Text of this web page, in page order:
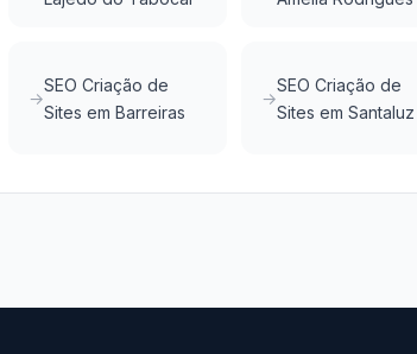
SEO Criação de
Sites em Barreiras
SEO Criação de
Sites em Santaluz